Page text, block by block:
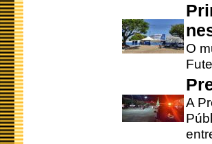
O
A